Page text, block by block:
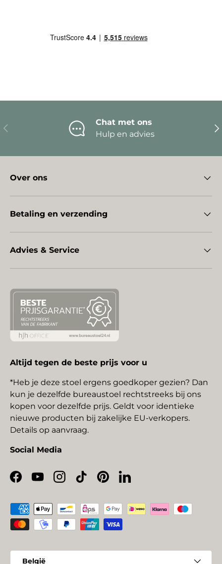
Vorige
Chat met ons
Hulp en advies
Over ons
Betaling en verzending
Advies & Service
Altijd tegen de beste prijs voor u
*Heb je deze stoel ergens goedkoper gezien? Dan
kun je dezelfde bureaustoel rechtstreeks bij ons
kopen voor dezelfde prijs. Geldt voor identieke
nieuwe producten bij zakelijke EU-verkopers.
Details op aanvraag.
Social Media
Facebook
YouTubeInstagram
TikTokPinterestLinkedIn
Geaccepteerde betaalmethoden
België